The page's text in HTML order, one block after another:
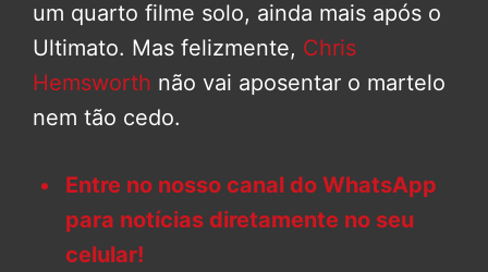
um quarto filme solo, ainda mais após o
Ultimato. Mas felizmente, Chris
Hemsworth não vai aposentar o martelo
nem tão cedo.
Entre no nosso canal do WhatsApp
para notícias diretamente no seu
celular!